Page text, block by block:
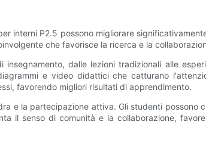
interni P2.5 possono migliorare
che favorisce la ricerca e la
dalle lezioni tradizionali alle
e video didattici che catturano
favorendo migliori risultati di apprendimento.
e la partecipazione attiva. Gli studenti
il senso di comunità e la collaborazione,